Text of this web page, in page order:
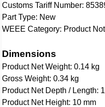
Customs Tariff Number:
Part Type: New
WEEE Category: Product
Dimensions
Product Net Weight: 0.14 kg
Gross Weight: 0.34 kg
Product Net Depth / Length:
Product Net Height: 10 mm